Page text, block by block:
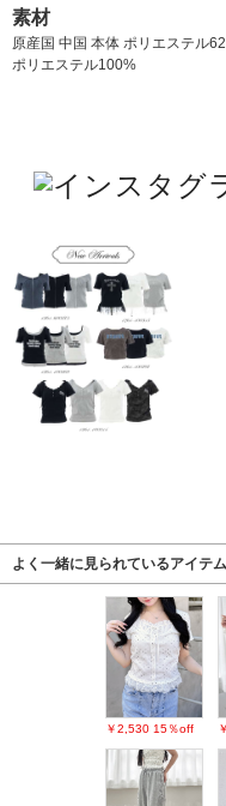
素材
原産国 中国 本体 ポリエステル
ポリエステル100%
よく一緒に見られているアイテム
￥2,530 15％off